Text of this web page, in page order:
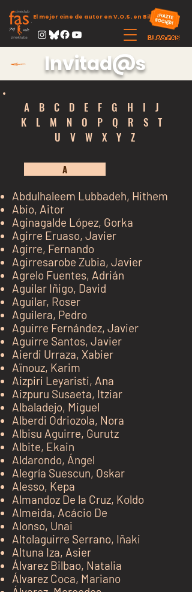
El mejor cine de autor en V.O.S. en Bilbao
Invitad@s
A B C D E F G H I
J
K
L M N O P Q R S
T
U
V W X Y Z
A
Abdulhaleem Lubbadeh, Hithem
Abio, Aitor
Aginagalde López, Gorka
Agirre Eruaso, Javier
Agirre, Fernando
Agirresarobe Zubia, Javier
Agrelo Fuentes, Adrián
Aguilar Iñigo, David
Aguilar, Roser
Aguilera, Pedro
Aguirre Fernández, Javier
Aguirre Santos, Javier
Aierdi Urraza, Xabier
Aïnouz, Karim
Aizpiri Leyaristi, Ana
Aizpuru Susaeta, Itziar
Albaladejo, Miguel
Alberdi Odriozola, Nora
Albisu Aguirre, Gurutz
Albite, Ekain
Aldarondo, Ángel
Alegría Suescun, Oskar
Alesso, Kepa
Almandoz De la Cruz, Koldo
Almeida, Acácio De
Alonso, Unai
Altolaguirre Serrano, Iñaki
Altuna Iza, Asier
Álvarez Bilbao, Natalia
Álvarez Coca, Mariano